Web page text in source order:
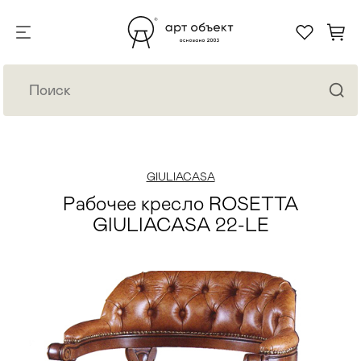
GIULIACASA
Рабочее кресло ROSETTA
GIULIACASA 22-LE